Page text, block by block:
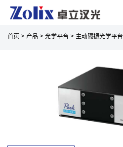
首页 > 产品 > 光学平台 > 主动隔振光学平台